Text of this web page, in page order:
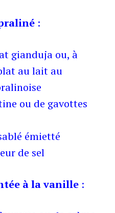
:
gianduja ou, à
au lait au
ou de gavottes
émietté
de sel
à la vanille :